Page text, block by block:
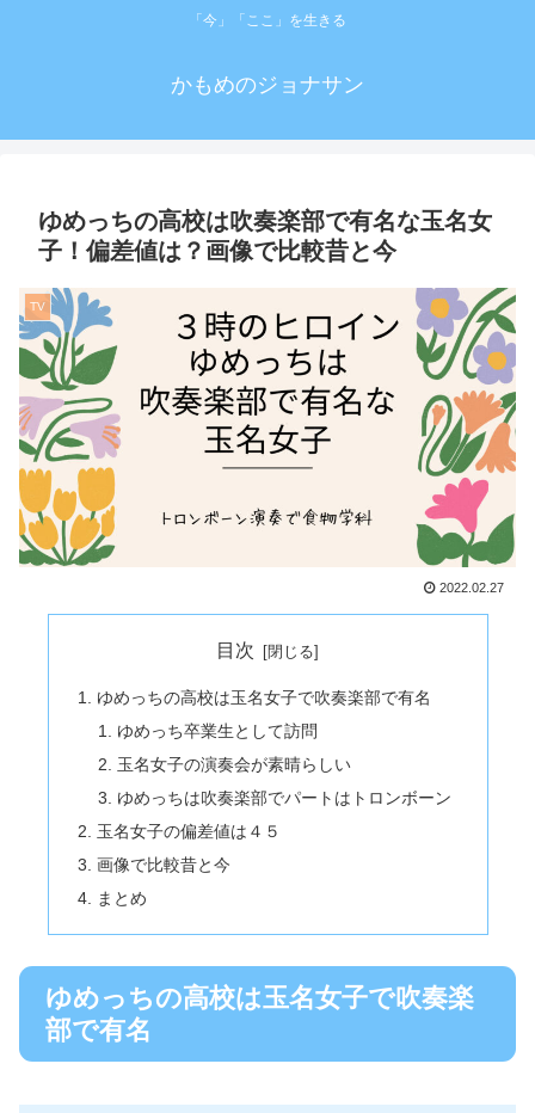
「今」「ここ」を生きる
かもめのジョナサン
ゆめっちの高校は吹奏楽部で有名な玉名女
子！偏差値は？画像で比較昔と今
TV
2022.02.27
目次
ゆめっちの高校は玉名女子で吹奏楽部で有名
ゆめっち卒業生として訪問
玉名女子の演奏会が素晴らしい
ゆめっちは吹奏楽部でパートはトロンボーン
玉名女子の偏差値は４５
画像で比較昔と今
まとめ
ゆめっちの高校は玉名女子で吹奏楽
部で有名